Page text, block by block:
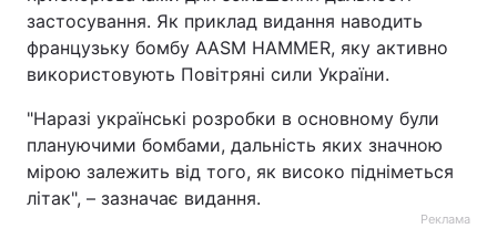
застосування. Як приклад видання наводить
французьку бомбу AASM HAMMER, яку активно
використовують Повітряні сили України.
"Наразі українські розробки в основному були
плануючими бомбами, дальність яких значною
мірою залежить від того, як високо підніметься
літак", – зазначає видання.
Реклама